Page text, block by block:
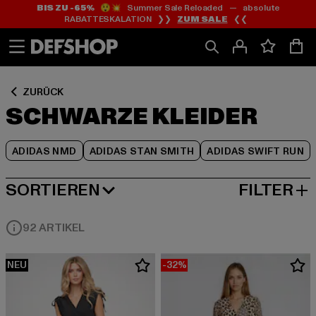
Zum
Inhalt
springen
Zum
Fußzeile
springen
BIS ZU -65%😲💥 Summer Sale Reloaded — absolute
RABATTESKALATION ❯❯ ZUM SALE ❮❮
ZURÜCK
SCHWARZE KLEIDER
ADIDAS NMD ADIDAS STAN SMITH ADIDAS SWIFT RUN
Zum
Produktraster
springen
SORTIEREN
NEUESTE FILTER
92 ARTIKEL
NEU -32%